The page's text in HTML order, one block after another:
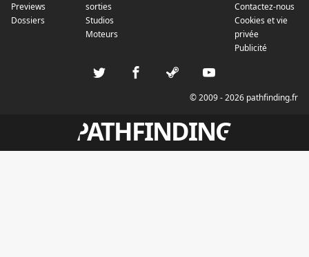
Previews
Dossiers
sorties
Studios
Moteurs
Contactez-nous
Cookies et vie
privée
Publicité
© 2009 - 2026 pathfinding.fr
PATHFINDING